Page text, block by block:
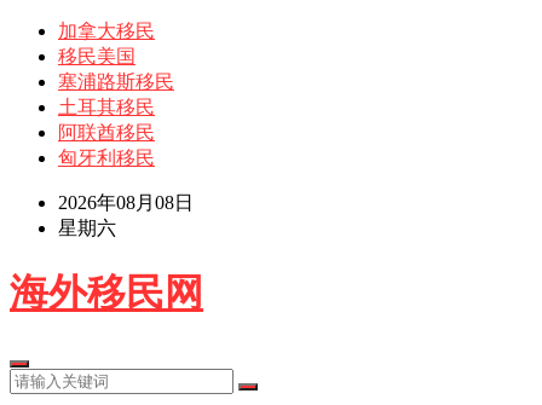
加拿大移民
移民美国
塞浦路斯移民
土耳其移民
阿联酋移民
匈牙利移民
2026年08月08日
星期六
海外移民网